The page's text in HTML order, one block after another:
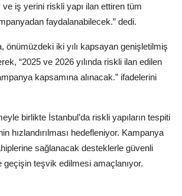
ve iş yerini riskli yapı ilan ettiren tüm
faydalanabilecek.” dedi.
önümüzdeki iki yılı kapsayan genişletilmiş
“2025 ve 2026 yılında riskli ilan edilen
kapsamına alınacak.” ifadelerini
birlikte İstanbul’da riskli yapıların tespiti
hızlandırılması hedefleniyor. Kampanya
sağlanacak desteklerle güvenli
geçişin teşvik edilmesi amaçlanıyor.